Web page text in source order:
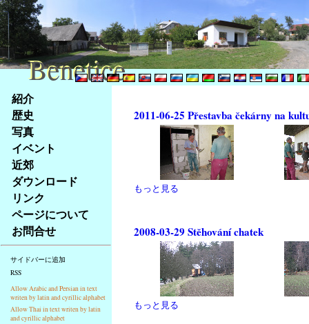
Na
obsah
stránky
Klávesové
zkratky
tomto
webu
základní
Hlavní
strana
紹介
歴史
写真
イベント
近郊
ダウンロード
リンク
ページについて
お問合せ
サイドバーに追加
RSS
Allow Arabic and Persian in text
writen by latin and cyrillic alphabet
Allow Thai in text writen by latin
and cyrillic alphabet
2011-06-25 Přestavba čekárny na
もっと見る
2008-03-29 Stěhování chatek
もっと見る
Benetice
Benetice